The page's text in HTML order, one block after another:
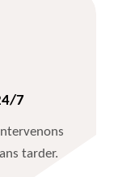
7
tarder.